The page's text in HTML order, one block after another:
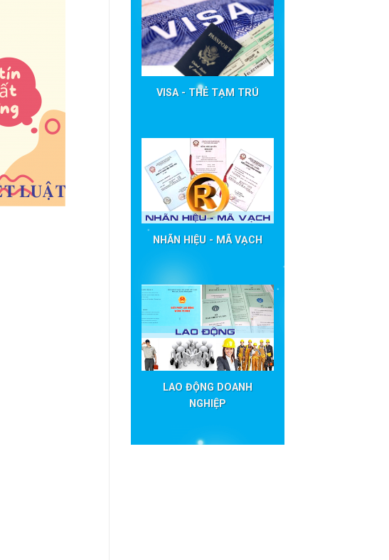
VISA - THẺ TẠM TRÚ
NHÃN HIỆU - MÃ VẠCH
LAO ĐỘNG DOANH
NGHIỆP